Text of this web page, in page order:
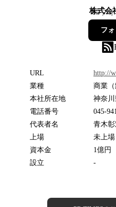
株式会
65フ
フ
URL
http://
業種
商業（
本社所在地
神奈
電話番号
045-
代表者名
青木
上場
未上場
資本金
1億円
設立
-